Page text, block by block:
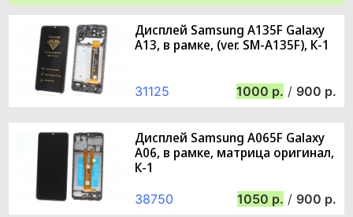
Дисплей Samsung A135F Galaxy
A13, в рамке, (ver. SM-A135F), К-1
31125 1000 / 900
Дисплей Samsung A065F Galaxy
A06, в рамке, матрица оригинал,
К-1
38750 1050 / 900